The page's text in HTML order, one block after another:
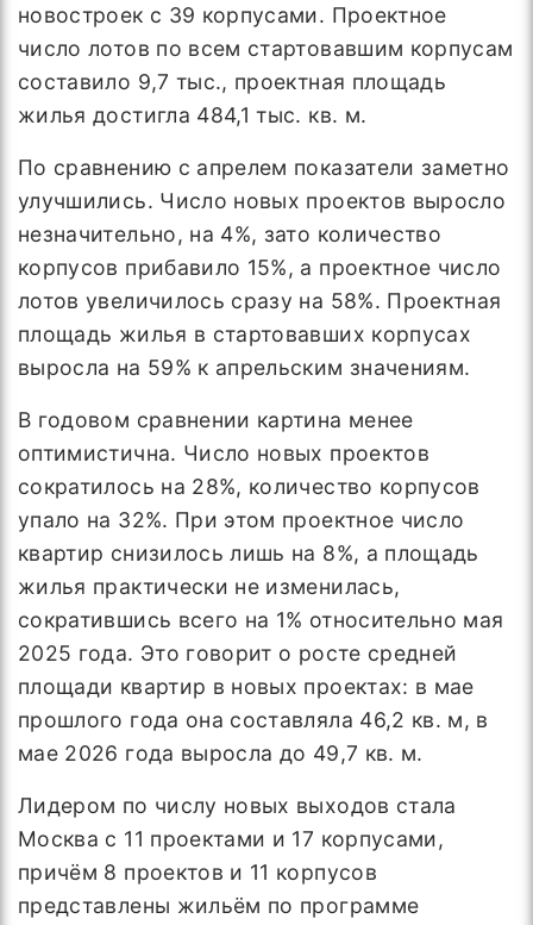
новостроек с 39 корпусами. Проектное
число лотов по всем стартовавшим корпусам
составило 9,7 тыс., проектная площадь
жилья достигла 484,1 тыс. кв. м.
По сравнению с апрелем показатели заметно
улучшились. Число новых проектов выросло
незначительно, на 4%, зато количество
корпусов прибавило 15%, а проектное число
лотов увеличилось сразу на 58%. Проектная
площадь жилья в стартовавших корпусах
выросла на 59% к апрельским значениям.
В годовом сравнении картина менее
оптимистична. Число новых проектов
сократилось на 28%, количество корпусов
упало на 32%. При этом проектное число
квартир снизилось лишь на 8%, а площадь
жилья практически не изменилась,
сократившись всего на 1% относительно мая
2025 года. Это говорит о росте средней
площади квартир в новых проектах: в мае
прошлого года она составляла 46,2 кв. м, в
мае 2026 года выросла до 49,7 кв. м.
Лидером по числу новых выходов стала
Москва с 11 проектами и 17 корпусами,
причём 8 проектов и 11 корпусов
представлены жильём по программе